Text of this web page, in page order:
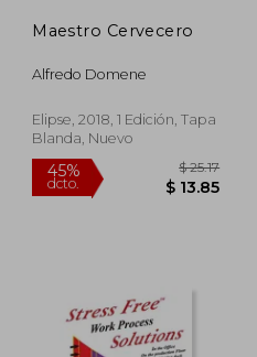
45%
dcto. $
Maestro Cervecero
Alfredo Domene
Elipse, 2018, 1 Edición, Tapa
Blanda, Nuevo